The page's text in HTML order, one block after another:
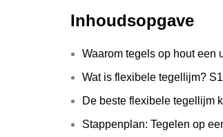
Inhoudsopgave
Waarom tegels op hout een
Wat is flexibele tegellijm?
De beste flexibele tegellijm
Stappenplan: Tegelen op